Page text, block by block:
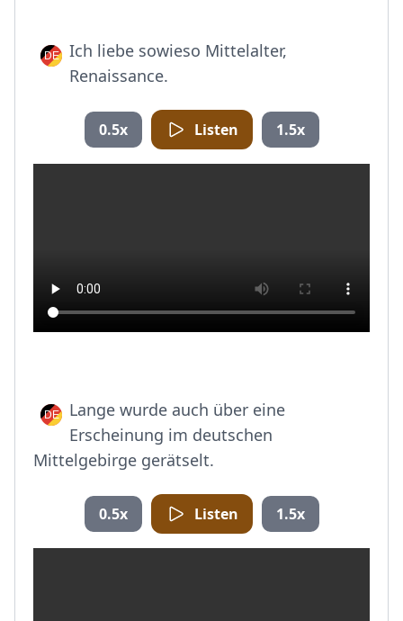
Ich liebe sowieso Mittelalter,
Renaissance.
0.5x Listen 1.5x
Lange wurde auch über eine
Erscheinung im deutschen
Mittelgebirge gerätselt.
0.5x Listen 1.5x